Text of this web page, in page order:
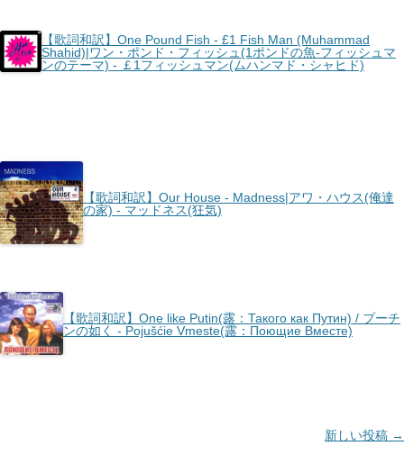
【歌詞和訳】One Pound Fish - £1 Fish Man (Muhammad
Shahid)|ワン・ポンド・フィッシュ(1ポンドの魚-フィッシュマ
ンのテーマ) - ￡1フィッシュマン(ムハンマド・シャヒド)
【歌詞和訳】Our House - Madness|アワ・ハウス(俺達
の家) - マッドネス(狂気)
【歌詞和訳】One like Putin(露：Такого как Путин) / プーチ
ンの如く - Pojušćie Vmeste(露：Поющие Вместе)
新しい投稿 →